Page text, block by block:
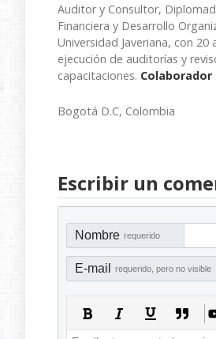
Auditor y Consultor,
Financiera y Desarrollo
Universidad Javeriana, con
ejecución de auditorías y
capacitaciones.
Bogotá D.C, Colombia
Escribir un
Nombre requerido
E-mail requerido, pero no visible